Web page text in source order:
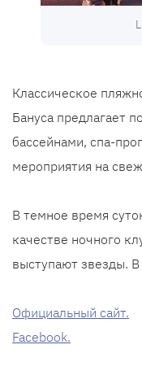
Классическое
Бануса предлагает
бассейнами, спа-
мероприятия на
В темное время
качестве ночного
выступают звезды. В
Официальный сайт.
Facebook.